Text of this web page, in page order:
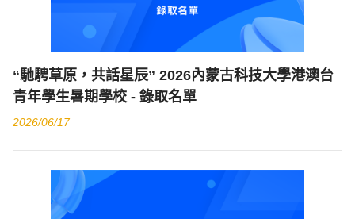
“馳騁草原，共話星辰” 2026內蒙古科技大學港澳台
青年學生暑期學校 - 錄取名單
2026/06/17